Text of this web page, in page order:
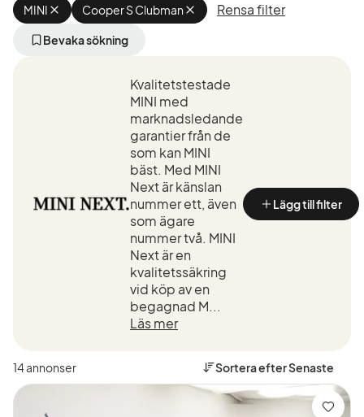
MINI Ta
bort
aktivt
Cooper S Clubman Ta
bort
S
(Modell)
Rensa filter
Bevaka sökning
Kvalitetstestade
MINI med
marknadsledande
garantier från de
som kan MINI
bäst. Med MINI
Next är känslan
nummer ett, även
som ägare
nummer två. MINI
Next är en
kvalitetssäkring
vid köp av en
begagnad M...
Läs mer
Lägg till filter
14 annonser Sortera efterSenaste
Spara